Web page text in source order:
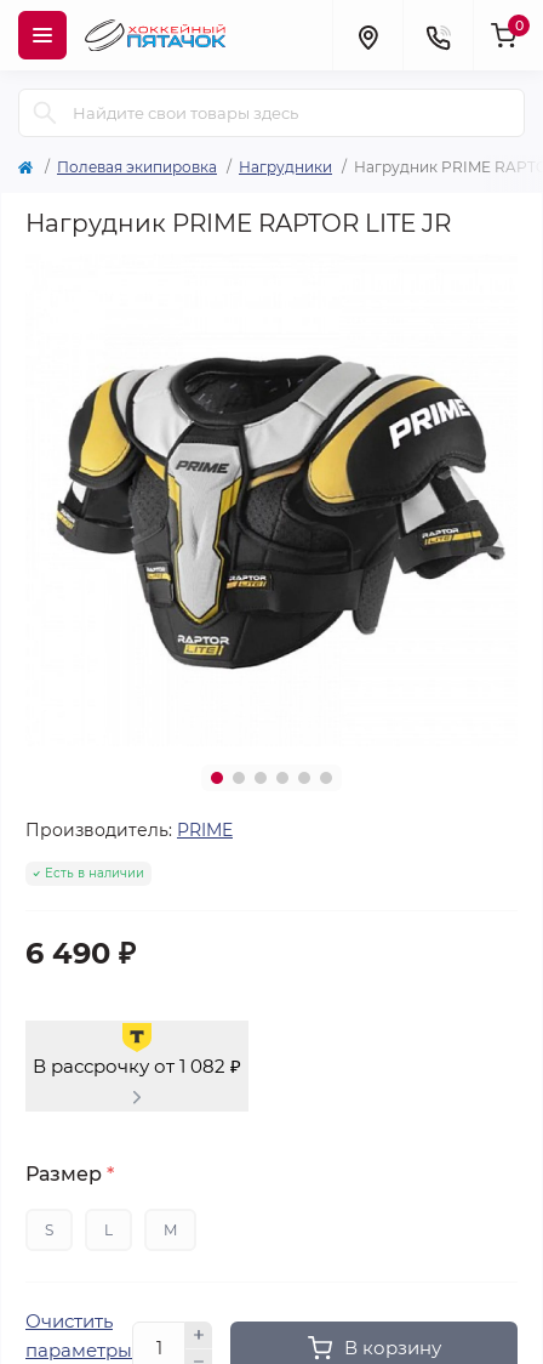
0
Полевая экипировка Нагрудники Нагрудник PRIME
Нагрудник PRIME RAPTOR LITE JR
Производитель: PRIME
Есть в наличии
6 490 ₽
В рассрочку от 1 082 ₽
Размер *
S L M
Очистить
параметры
В корзину